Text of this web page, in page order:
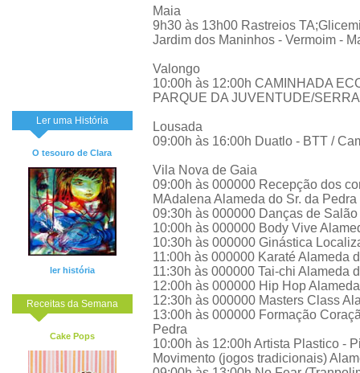
Ler uma História
O tesouro de Clara
ler história
Receitas da Semana
Cake Pops
Maia
9h30 às 13h00 Rastreios
Jardim dos Maninhos - Vermoim -
Valongo
10:00h às 12:00h CAMINHADA
PARQUE DA JUVENTUDE/
Lousada
09:00h às 16:00h Duatlo - BTT /
Vila Nova de Gaia
09:00h às 000000 Recepção dos
MAdalena Alameda do Sr. da Pedra
09:30h às 000000 Danças de
10:00h às 000000 Body Vive
10:30h às 000000 Ginástica
11:00h às 000000 Karaté Alameda
11:30h às 000000 Tai-chi Alameda
12:00h às 000000 Hip Hop
12:30h às 000000 Masters Class
13:00h às 000000 Formação
Pedra
10:00h às 12:00h Artista Plastico -
Movimento (jogos tradicionais)